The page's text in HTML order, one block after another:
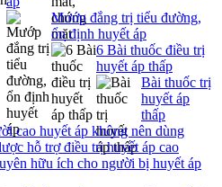
Mướp đắng trị tiểu đường,
ổn định huyết áp
6 Bài thuốc điều trị
huyết áp thấp
Bài thuốc trị
huyết áp
thấp
cao huyết áp không nên dùng
hỗ trợ điều trị huyết áp cao
hữu ích cho người bị huyết áp